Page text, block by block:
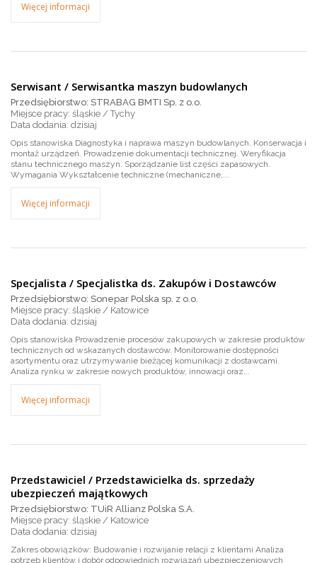
Więcej informacji
Serwisant / Serwisantka maszyn budowlanych
Przedsiębiorstwo: STRABAG BMTI Sp. z o.o.
Miejsce pracy: śląskie / Tychy
dzisiaj
Opis stanowiska Diagnostyka i naprawa maszyn budowlanych. Konserwacja i
montaż urządzeń. Prowadzenie dokumentacji technicznej. Weryfikacja
stanu technicznego maszyn. Sporządzanie list części zapasowych.
Wymagania Wykształcenie techniczne (mechaniczne,...
Więcej informacji
Specjalista / Specjalistka ds. Zakupów i Dostawców
Przedsiębiorstwo: Sonepar Polska sp. z o.o.
Miejsce pracy: śląskie / Katowice
dzisiaj
Opis stanowiska Prowadzenie procesów zakupowych w zakresie produktów
technicznych od wskazanych dostawców. Monitorowanie dostępności
asortymentu oraz utrzymywanie bieżącej komunikacji z dostawcami.
Analiza rynku w zakresie nowych produktów, innowacji oraz...
Więcej informacji
Przedstawiciel / Przedstawicielka ds. sprzedaży
ubezpieczeń majątkowych
Przedsiębiorstwo: TUiR Allianz Polska S.A.
Miejsce pracy: śląskie / Katowice
dzisiaj
Zakres obowiązków: Budowanie i rozwijanie relacji z klientami Analiza
potrzeb klientów i dobór odpowiednich rozwiązań ubezpieczeniowych